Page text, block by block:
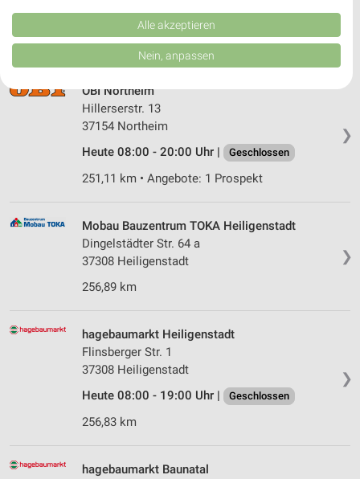
Heute 07:00 - 15:30 Uhr |
252,43 km • Angebote: 1 Prospekt
❯
OBI Northeim
Hillerserstr. 13
37154 Northeim
Heute 08:00 - 20:00 Uhr |
Geschlossen
251,11 km • Angebote: 1 Prospekt
❯
Mobau Bauzentrum TOKA Heiligenstadt
Dingelstädter Str. 64 a
37308 Heiligenstadt
256,89 km
❯
hagebaumarkt Heiligenstadt
Flinsberger Str. 1
37308 Heiligenstadt
Heute 08:00 - 19:00 Uhr |
Geschlossen
256,83 km
hagebaumarkt Baunatal
Kombinationen von Daten aus verschiedenen Quellen. Entwicklung und
Verbesserung der Angebote. Verwendung reduzierter Daten zur Auswahl
von Inhalten.
Daten können außerhalb der Europäischen Union weitergegeben und in die
Website/App.
Partnerliste anzeigen (1 IAB-Anbieter)
IAB-Verarbeitungszwecke:
Speichern von oder Zugriff auf Informationen
Verwendung reduzierter Daten zur Auswahl von
Werbeanzeigen
Erstellung von Profilen für personalisierte
personalisierter Werbung
Erstellung von Profilen zur Personalisierung
personalisierter Inhalte
Messung der Werbeleistung
Alle akzeptieren
Nein, anpassen